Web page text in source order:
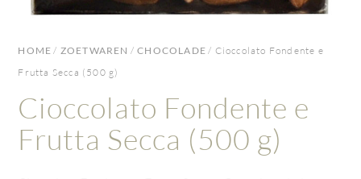
HOME / ZOETWAREN /CHOCOLADE / Cioccolato Fondente e
Frutta Secca (500 g)
Cioccolato Fondente e
Frutta Secca (500 g)